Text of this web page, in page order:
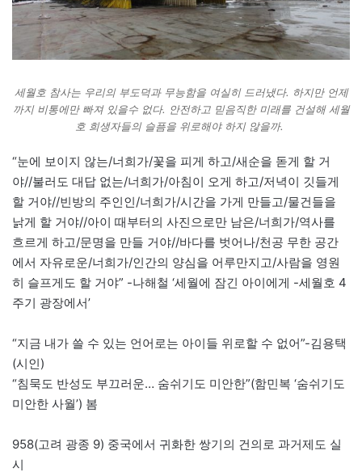
세월호 참사는 우리의 부도덕과 무능함을 여실히 드러냈다. 하지만 언제
까지 비통에만 빠져 있을수 없다. 안전하고 믿음직한 미래를 건설해 세월
호 희생자들의 슬픔을 위로해야 하지 않을까.
“눈에 보이지 않는/너희가/꽃을 피게 하고/새순을 돋게 할 거
야//불러도 대답 없는/너희가/아침이 오게 하고/저녁이 깃들게
할 거야//빈방의 주인인/너희가/시간을 가게 만들고/물건들을
낡게 할 거야//아이 때부터의 사진으로만 남은/너희가/역사를
흐르게 하고/문명을 만들 거야//바다를 벗어나/천공 무한 공간
에서 자유로운/너희가/인간의 양심을 어루만지고/사람을 영원
히 슬프게도 할 거야” -나해철 ‘세월에 잠긴 아이에게 -세월호 4
주기 광장에서’
“지금 내가 쓸 수 있는 언어로는 아이들 위로할 수 없어”-김용택
(시인)
“침묵도 반성도 부끄러운… 숨쉬기도 미안한”(함민복 ‘숨쉬기도
미안한 사월’) 봄
958(고려 광종 9) 중국에서 귀화한 쌍기의 건의로 과거제도 실
시